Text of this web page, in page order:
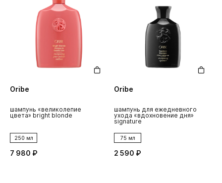
Oribe
шампунь «великолепие
цвета» bright blonde
250 мл
7 980 ₽
Oribe
шампунь для ежедневного
ухода «вдохновение дня»
signature
75 мл
2 590 ₽